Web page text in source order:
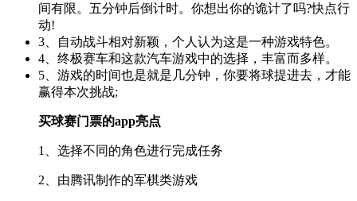
间有限。五分钟后倒计时。你想出你的诡计了吗?快点行
动!
3、自动战斗相对新颖，个人认为这是一种游戏特色。
4、终极赛车和这款汽车游戏中的选择，丰富而多样。
5、游戏的时间也是就是几分钟，你要将球提进去，才能
赢得本次挑战;
买球赛门票的app亮点
1、选择不同的角色进行完成任务
2、由腾讯制作的军棋类游戏